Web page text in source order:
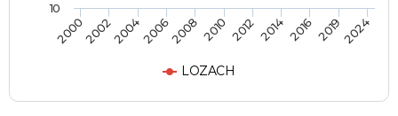
LOZACH
20002002200420062008 2010 2012 2014 2016 20192024
10